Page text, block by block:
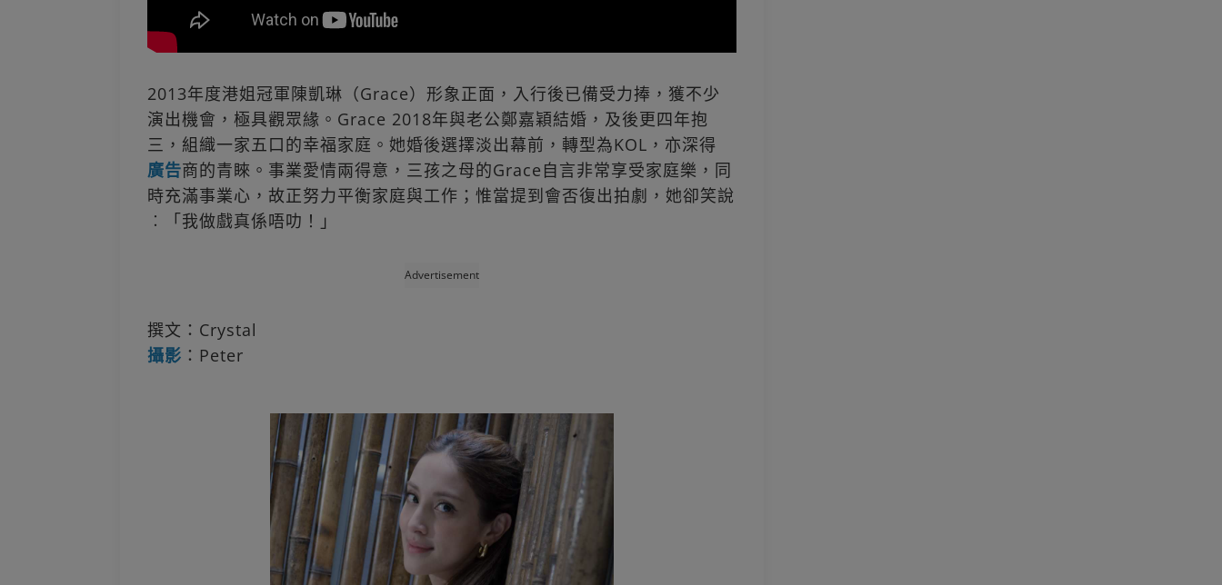
2013年度港姐冠軍陳凱琳（Grace）形象正面，入行後已備受力捧，獲不少
演出機會，極具觀眾緣。Grace 2018年與老公鄭嘉穎結婚，及後更四年抱
三，組織一家五口的幸福家庭。她婚後選擇淡出幕前，轉型為KOL，亦深得
廣告商的青睞。事業愛情兩得意，三孩之母的Grace自言非常享受家庭樂，同
時充滿事業心，故正努力平衡家庭與工作；惟當提到會否復出拍劇，她卻笑說
︰「我做戲真係唔叻！」
Advertisement
撰文：Crystal
攝影 ：Peter